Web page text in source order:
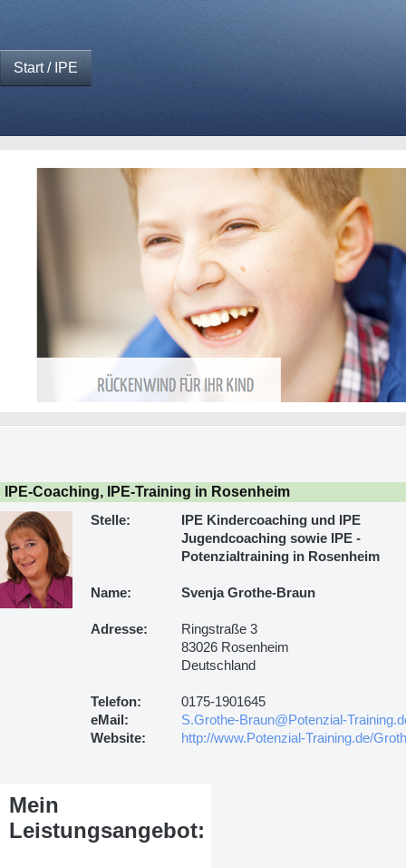
Start / IPE
IPE-Coaching, IPE-Training in Rosenheim
Stelle:
IPE Kindercoaching und IPE
Jugendcoaching sowie IPE -
Potenzialtraining in Rosenheim
Name:
Adresse:
Telefon:
eMail:
Website:
Svenja Grothe-Braun
Ringstraße 3
83026 Rosenheim
Deutschland
0175-1901645
S.Grothe-Braun@Potenzial-
http://www.Potenzial-Training.de/
Mein
Leistungsangebot: